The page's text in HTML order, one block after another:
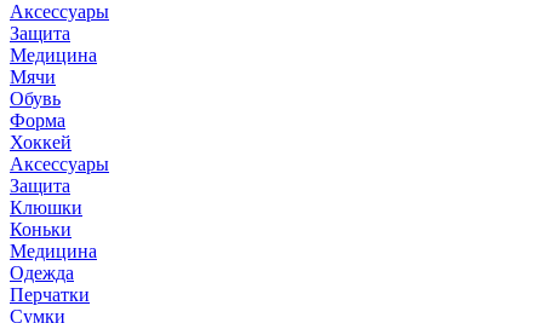
Аксессуары
Защита
Медицина
Мячи
Обувь
Форма
Хоккей
Аксессуары
Защита
Клюшки
Коньки
Медицина
Одежда
Перчатки
Сумки